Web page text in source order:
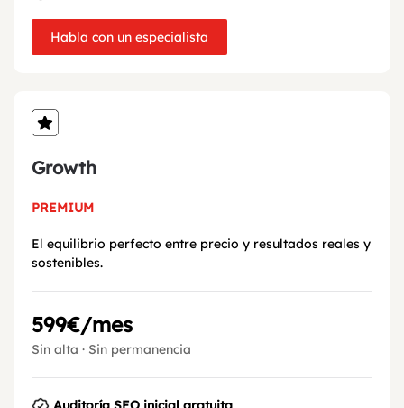
Habla con un especialista
Growth
PREMIUM
El equilibrio perfecto entre precio y resultados reales y
sostenibles.
599€/mes
Sin alta · Sin permanencia